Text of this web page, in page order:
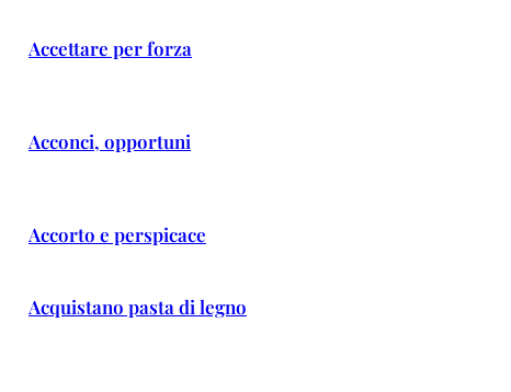
Accettare per forza
Acconci, opportuni
Accorto e perspicace
Acquistano pasta di legno